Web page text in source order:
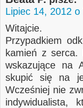
Lipiec 14, 2012 o
Witajcie.
Przypadkiem
kamień z
wskazujące na
skupić się na
Wcześniej nie
indywidualista,